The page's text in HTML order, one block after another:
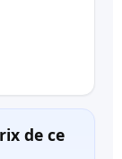
de ce